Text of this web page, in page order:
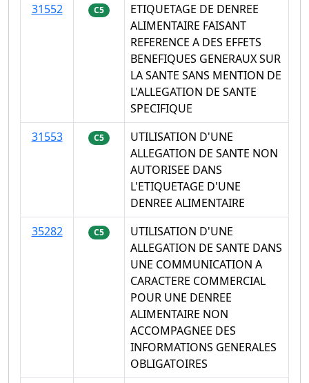
31552
C5
ETIQUETAGE DE DENREE
ALIMENTAIRE FAISANT
REFERENCE A DES EFFETS
BENEFIQUES GENERAUX SUR
LA SANTE SANS MENTION DE
L'ALLEGATION DE SANTE
SPECIFIQUE
31553
C5
UTILISATION D'UNE
ALLEGATION DE SANTE NON
AUTORISEE DANS
L'ETIQUETAGE D'UNE
DENREE ALIMENTAIRE
35282
C5
UTILISATION D'UNE
ALLEGATION DE SANTE DANS
UNE COMMUNICATION A
CARACTERE COMMERCIAL
POUR UNE DENREE
ALIMENTAIRE NON
ACCOMPAGNEE DES
INFORMATIONS GENERALES
OBLIGATOIRES